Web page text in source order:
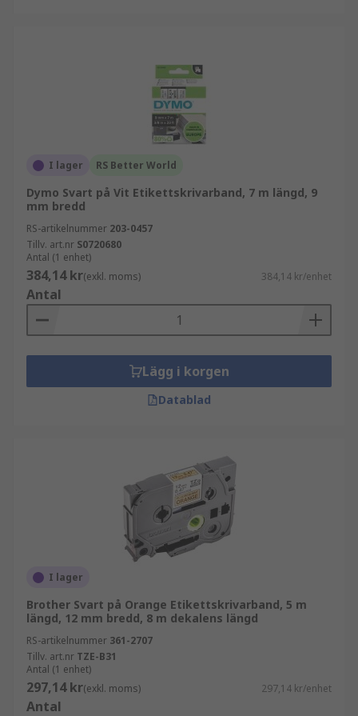
I lager RS Better World
Dymo Svart på Vit Etikettskrivarband, 7 m längd, 9
mm bredd
RS-artikelnummer 203-0457
Tillv. art.nr S0720680
Antal (1 enhet)
384,14 kr(exkl. moms) 384,14 kr/enhet
Antal
Lägg i korgen
Datablad
I lager
Brother Svart på Orange Etikettskrivarband, 5 m
längd, 12 mm bredd, 8 m dekalens längd
RS-artikelnummer 361-2707
Tillv. art.nr TZE-B31
Antal (1 enhet)
297,14 kr(exkl. moms) 297,14 kr/enhet
Antal